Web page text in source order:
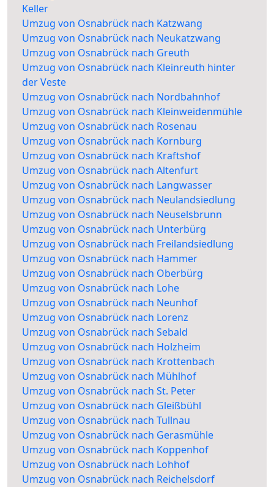
Keller
Umzug von Osnabrück nach Katzwang
Umzug von Osnabrück nach Neukatzwang
Umzug von Osnabrück nach Greuth
Umzug von Osnabrück nach Kleinreuth hinter
der Veste
Umzug von Osnabrück nach Nordbahnhof
Umzug von Osnabrück nach Kleinweidenmühle
Umzug von Osnabrück nach Rosenau
Umzug von Osnabrück nach Kornburg
Umzug von Osnabrück nach Kraftshof
Umzug von Osnabrück nach Altenfurt
Umzug von Osnabrück nach Langwasser
Umzug von Osnabrück nach Neulandsiedlung
Umzug von Osnabrück nach Neuselsbrunn
Umzug von Osnabrück nach Unterbürg
Umzug von Osnabrück nach Freilandsiedlung
Umzug von Osnabrück nach Hammer
Umzug von Osnabrück nach Oberbürg
Umzug von Osnabrück nach Lohe
Umzug von Osnabrück nach Neunhof
Umzug von Osnabrück nach Lorenz
Umzug von Osnabrück nach Sebald
Umzug von Osnabrück nach Holzheim
Umzug von Osnabrück nach Krottenbach
Umzug von Osnabrück nach Mühlhof
Umzug von Osnabrück nach St. Peter
Umzug von Osnabrück nach Gleißbühl
Umzug von Osnabrück nach Tullnau
Umzug von Osnabrück nach Gerasmühle
Umzug von Osnabrück nach Koppenhof
Umzug von Osnabrück nach Lohhof
Umzug von Osnabrück nach Reichelsdorf